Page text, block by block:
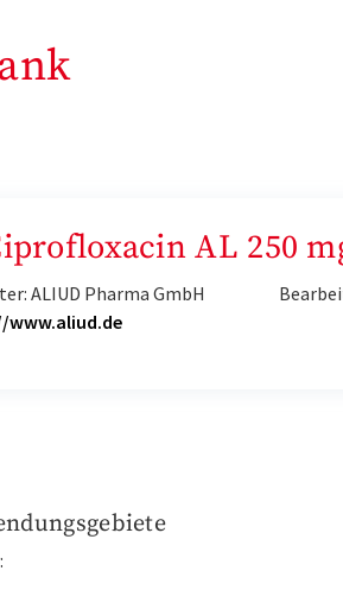
AL 250
ALIUD Pharma GmbH